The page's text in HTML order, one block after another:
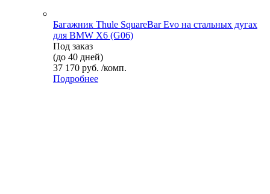
Багажник Thule SquareBar Evo на стальных дугах
для BMW X6 (G06)
Под заказ
(до 40 дней)
37 170 руб. /комп.
Подробнее